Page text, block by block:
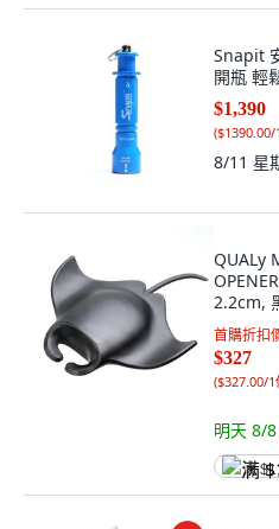
Snapit
開瓶 輕
$1,390
($1390.00/
8/11 星
QUALy
2.2cm,
首購折扣
$327
($327.00/1
明天 8/
满